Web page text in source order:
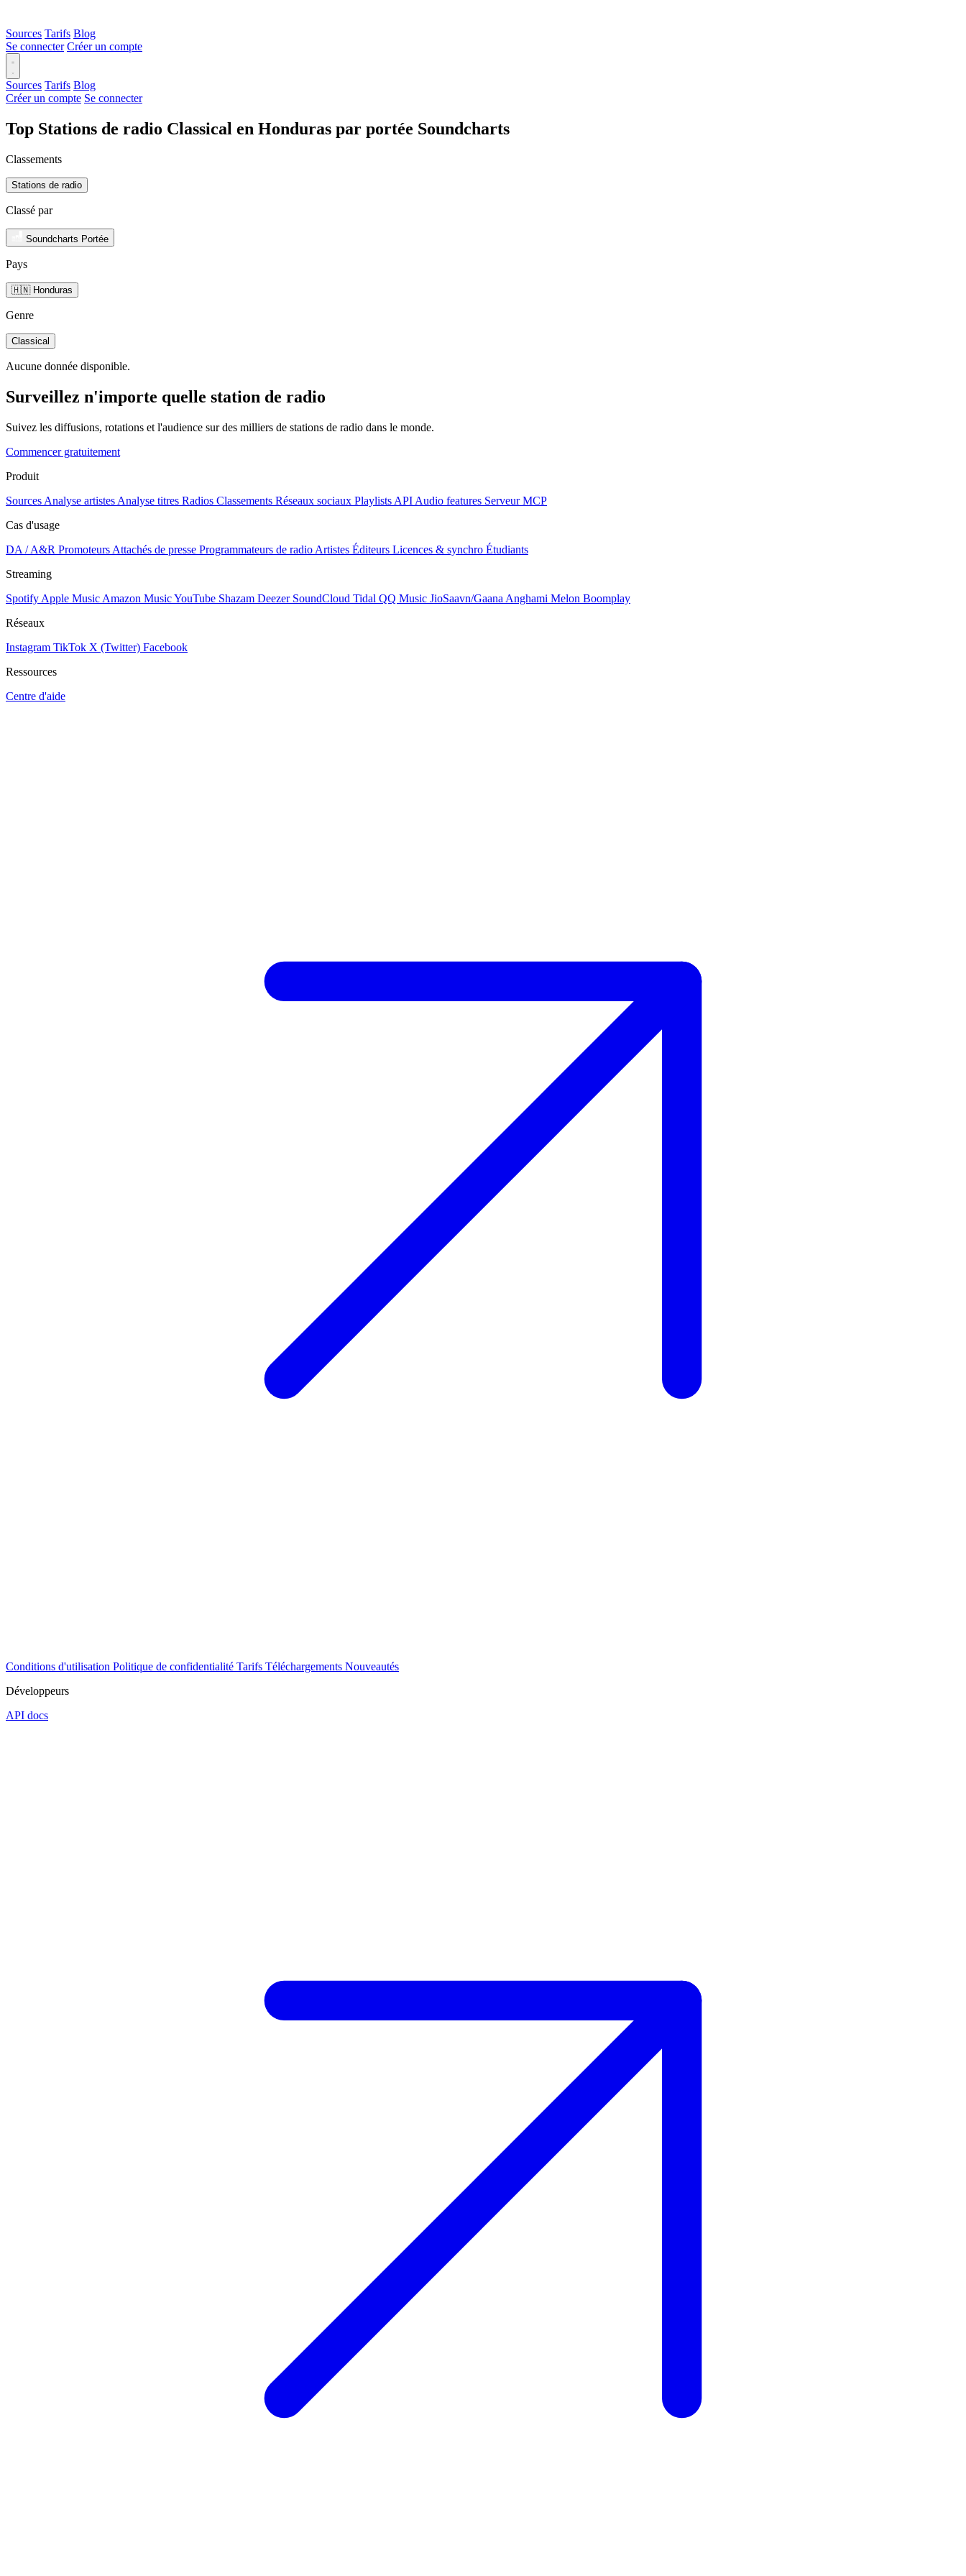
Sources Tarifs Blog
Se connecter Créer un compte
Sources Tarifs Blog
Créer un compte Se connecter
Top Stations de radio Classical en Honduras par portée Soundcharts
Classements
Stations de radio
Classé par
Soundcharts Portée
Pays
🇭🇳 Honduras
Genre
Classical
Aucune donnée disponible.
Surveillez n'importe quelle station de radio
Suivez les diffusions, rotations et l'audience sur des milliers de stations de radio dans le monde.
Commencer gratuitement
Produit
Sources Analyse artistes Analyse titres Radios Classements Réseaux sociaux Playlists API Audio features Serveur MCP
Cas d'usage
DA / A&R Promoteurs Attachés de presse Programmateurs de radio Artistes Éditeurs Licences & synchro Étudiants
Streaming
Spotify Apple Music Amazon MusicYouTube Shazam Deezer SoundCloud Tidal QQ Music JioSaavn/Gaana Anghami Melon Boomplay
Réseaux
Instagram TikTok X (Twitter) Facebook
Ressources
Centre d'aide
Conditions d'utilisation Politique de confidentialité Tarifs Téléchargements Nouveautés
Développeurs
API docs